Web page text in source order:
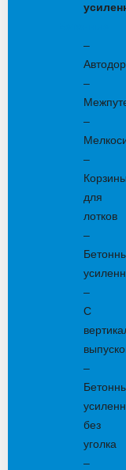
–
–
–
–
Корзины
для
лотков
–
–
С
–
без
уголка
–